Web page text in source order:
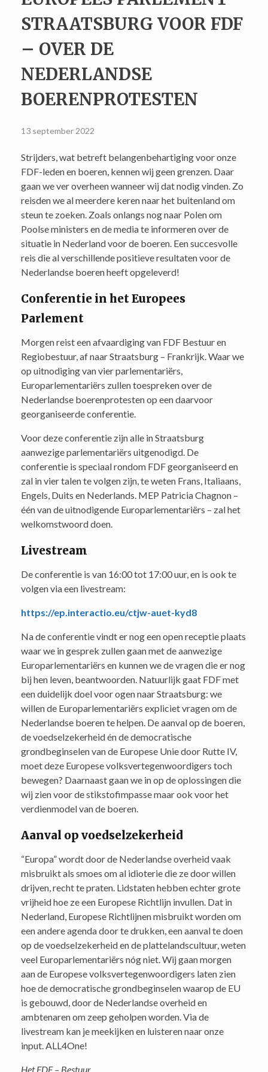
STRAATSBURG VOOR FDF
– OVER DE
NEDERLANDSE
BOERENPROTESTEN
13 september 2022
Strijders, wat betreft belangenbehartiging voor onze
FDF-leden en boeren, kennen wij geen grenzen. Daar
gaan we ver overheen wanneer wij dat nodig vinden. Zo
reisden we al meerdere keren naar het buitenland om
steun te zoeken. Zoals onlangs nog naar Polen om
Poolse ministers en de media te informeren over de
situatie in Nederland voor de boeren. Een succesvolle
reis die al verschillende positieve resultaten voor de
Nederlandse boeren heeft opgeleverd!
Conferentie in het Europees
Parlement
Morgen reist een afvaardiging van FDF Bestuur en
Regiobestuur, af naar Straatsburg – Frankrijk. Waar we
op uitnodiging van vier parlementariërs,
Europarlementariërs zullen toespreken over de
Nederlandse boerenprotesten op een daarvoor
georganiseerde conferentie.
Voor deze conferentie zijn alle in Straatsburg
aanwezige parlementariërs uitgenodigd. De
conferentie is speciaal rondom FDF georganiseerd en
zal in vier talen te volgen zijn, te weten Frans, Italiaans,
Engels, Duits en Nederlands. MEP Patricia Chagnon –
één van de uitnodigende Europarlementariërs – zal het
welkomstwoord doen.
Livestream
De conferentie is van 16:00 tot 17:00 uur, en is ook te
volgen via een livestream:
https://ep.interactio.eu/ctjw-auet-kyd8
Na de conferentie vindt er nog een open receptie plaats
waar we in gesprek zullen gaan met de aanwezige
Europarlementariërs en kunnen we de vragen die er nog
bij hen leven, beantwoorden. Natuurlijk gaat FDF met
een duidelijk doel voor ogen naar Straatsburg: we
willen de Europarlementariërs expliciet vragen om de
Nederlandse boeren te helpen. De aanval op de boeren,
de voedselzekerheid én de democratische
grondbeginselen van de Europese Unie door Rutte IV,
moet deze Europese volksvertegenwoordigers toch
bewegen? Daarnaast gaan we in op de oplossingen die
wij zien voor de stikstofimpasse maar ook voor het
verdienmodel van de boeren.
Aanval op voedselzekerheid
“Europa” wordt door de Nederlandse overheid vaak
misbruikt als smoes om al idioterie die ze door willen
drijven, recht te praten. Lidstaten hebben echter grote
vrijheid hoe ze een Europese Richtlijn invullen. Dat in
Nederland, Europese Richtlijnen misbruikt worden om
een andere agenda door te drukken, een aanval te doen
op de voedselzekerheid en de plattelandscultuur, weten
veel Europarlementariërs nóg niet. Wij gaan morgen
aan de Europese volksvertegenwoordigers laten zien
hoe de democratische grondbeginselen waarop de EU
is gebouwd, door de Nederlandse overheid en
ambtenaren om zeep geholpen worden. Via de
livestream kan je meekijken en luisteren naar onze
input. ALL4One!
Het FDF – Bestuur